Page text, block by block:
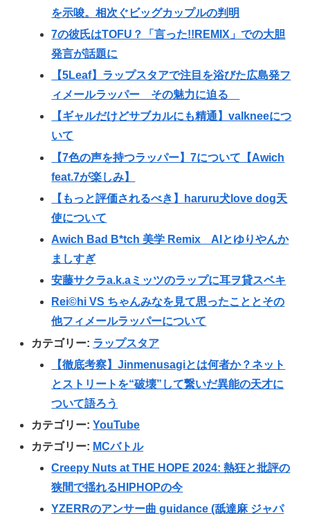
を示唆。相次ぐビッグカップルの判明
7の彼氏はTOFU？「言った!!REMIX」での大胆
発言が話題に
【5Leaf】ラップスタアで注目を浴びた広島発フ
ィメールラッパー その魅力に迫る
【ギャルだけどサブカルにも精通】valkneeにつ
いて
【7色の声を持つラッパー】7について【Awich
feat.7が楽しみ】
【もっと評価されるべき】haruru犬love dog天
使について
Awich Bad B*tch 美学 Remix AIとゆりやんか
ましすぎ
安藤サクラa.k.aミッツのラップに耳ヲ貸スベキ
Rei©︎hi VS ちゃんみなを見て思ったこととその
他フィメールラッパーについて
カテゴリー: ラップスタア
【徹底考察】Jinmenusagiとは何者か？ネット
とストリートを“破壊”して繋いだ異能の天才に
ついて語ろう
カテゴリー:YouTube
カテゴリー: MCバトル
Creepy Nuts at THE HOPE 2024: 熱狂と批評の
狭間で揺れるHIPHOPの今
YZERRのアンサー曲 guidance (舐達麻 ジャパ